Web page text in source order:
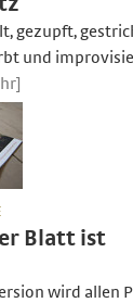
gezupft,
und
Blatt ist
wird allen